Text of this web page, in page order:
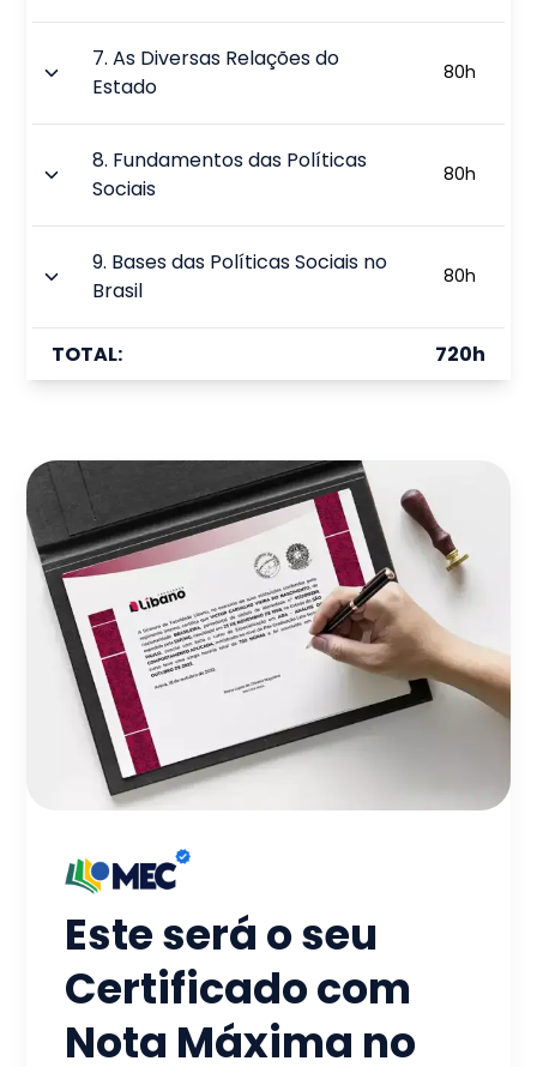
7.As Diversas Relações do
Estado
80h
8. Fundamentos das Políticas
Sociais
80h
9. Bases das Políticas Sociais no
Brasil
80h
TOTAL: 720h
Este será o seu
Certificado com
Nota Máxima no